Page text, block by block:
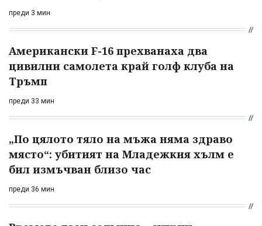
преди 3 мин
Американски F-16 прехванаха два
цивилни самолета край голф клуба на
Тръмп
преди 33 мин
„По цялото тяло на мъжа няма здраво
място“: убитият на Младежкия хълм е
бил измъчван близо час
преди 36 мин